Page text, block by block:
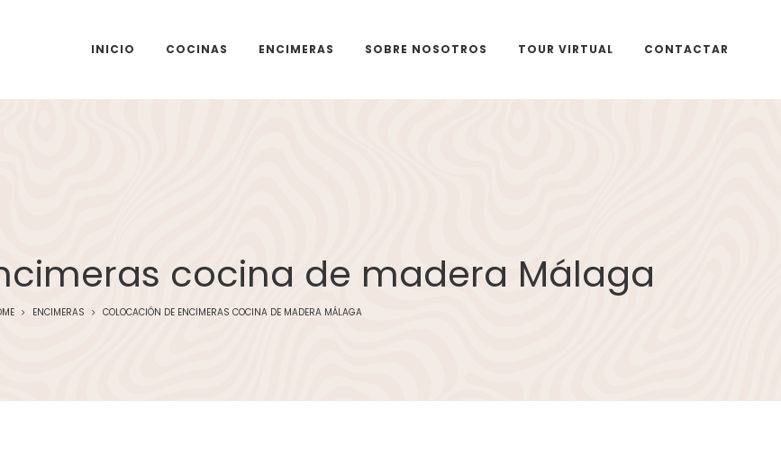
INICIO COCINAS ENCIMERAS SOBRE NOSOTROS TOUR VIRTUAL CONTACTAR
cocina de madera Málaga
ENCIMERAS COLOCACIÓN DE ENCIMERAS COCINA DE MADERA MÁLAGA